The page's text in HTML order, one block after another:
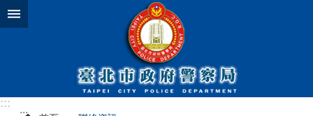
跳到主要內容區塊
:::